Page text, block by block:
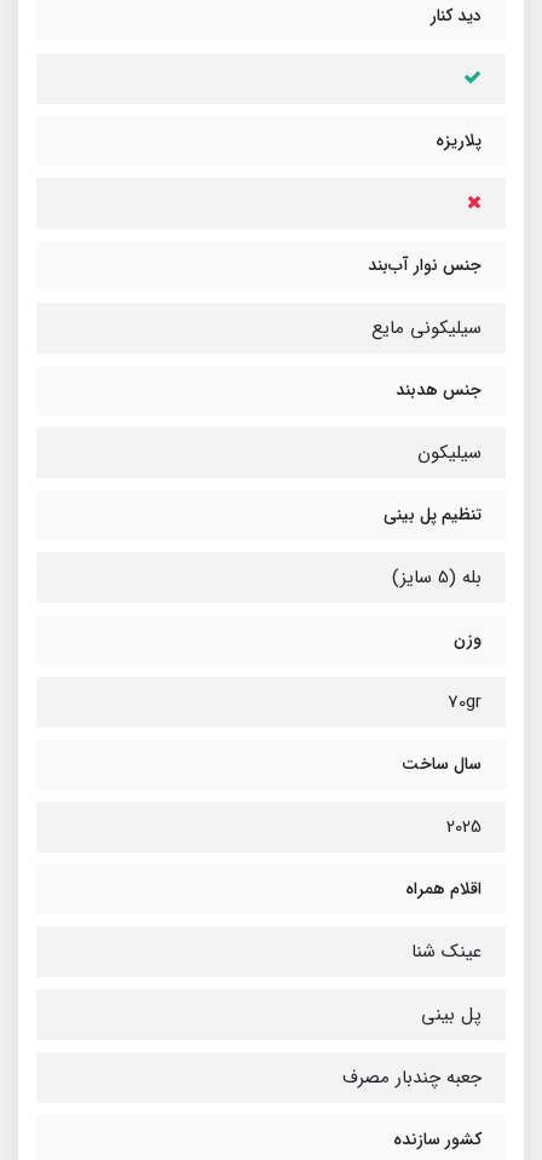
دید کنار
پلاریزه
جنس نوار آب‌بند
سیلیکونی مایع
جنس هدبند
سیلیکون
تنظیم پل بینی
بله (5 سایز)
وزن
70gr
سال ساخت
2025
اقلام همراه
عینک شنا
پل بینی
جعبه چندبار مصرف
کشور سازنده